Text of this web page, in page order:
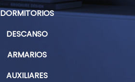
DORMITORIOS
DESCANSO
ARMARIOS
AUXILIARES